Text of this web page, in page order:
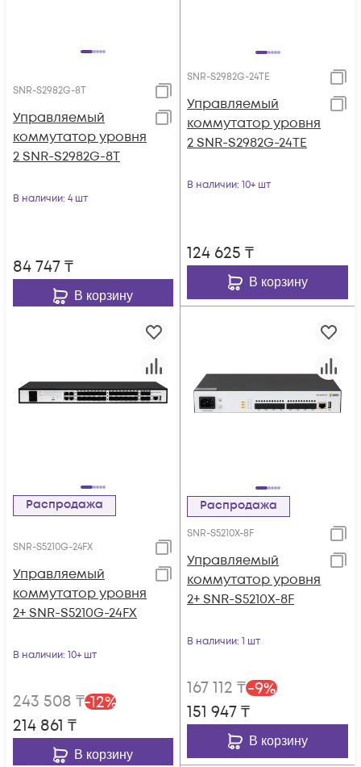
SNR-S2982G-8T
Управляемый
коммутатор уровня
2 SNR-S2982G-8T
В наличии: 4 шт
84 747₸
В корзину
SNR-S2982G-24TE
Управляемый
коммутатор уровня
2 SNR-S2982G-24TE
В наличии: 10+ шт
124 625 ₸
В корзину
Распродажа
SNR-S5210G-24FX
Управляемый
коммутатор уровня
2+ SNR-S5210G-24FX
В наличии: 10+ шт
243 508 ₸-12%
214 861 ₸
В корзину
Распродажа
SNR-S5210X-8F
Управляемый
коммутатор уровня
2+ SNR-S5210X-8F
В наличии: 1 шт
167 112 ₸-9%
151 947₸
В корзину